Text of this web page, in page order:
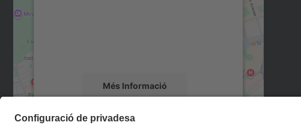
Més Informació
Accepta